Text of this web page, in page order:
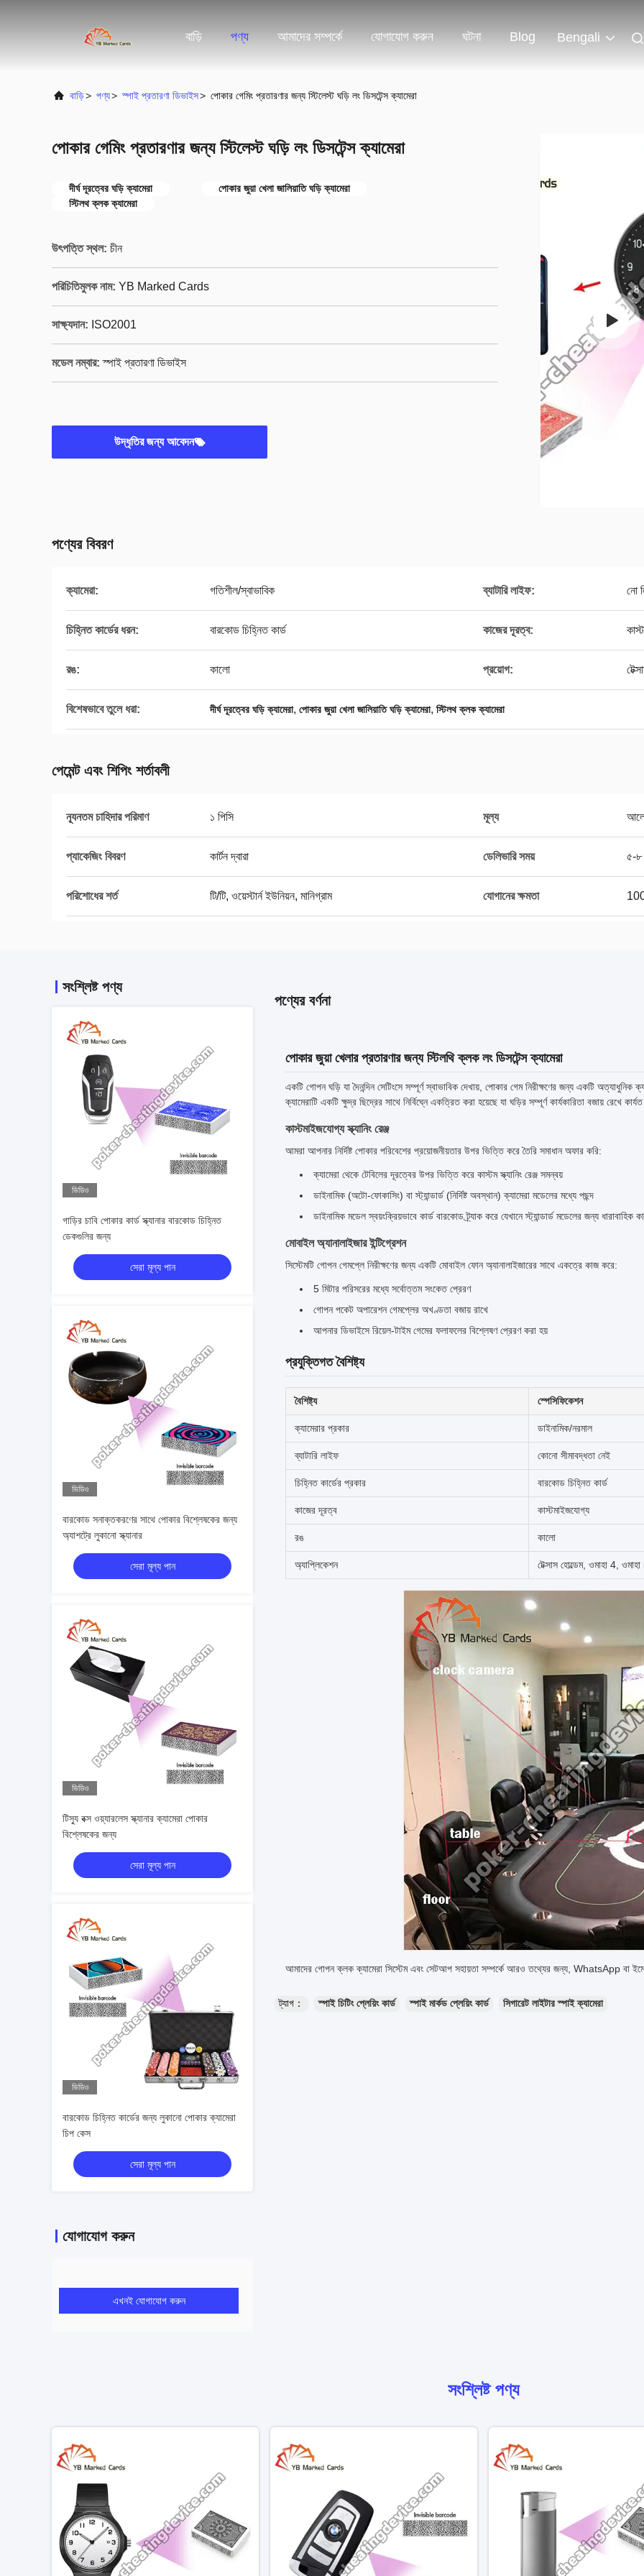
বাড়ি পণ্য আমাদের সম্পর্কে যোগাযোগ করুন ঘটনা Blog Bengali
বাড়ি> পণ্য> স্পাই প্রতারণা ডিভাইস> পোকার গেমিং প্রতারণার জন্য স্টিলেস্ট ঘড়ি লং ডিসটেন্স ক্যামেরা
পোকার গেমিং প্রতারণার জন্য স্টিলেস্ট ঘড়ি লং ডিসটেন্স ক্যামেরা
দীর্ঘ দূরত্বের ঘড়ি ক্যামেরা
পোকার জুয়া খেলা জালিয়াতি ঘড়ি ক্যামেরা
স্টিলথ ক্লক ক্যামেরা
উৎপত্তি স্থল: চীন
পরিচিতিমুলক নাম: YB Marked Cards
সাক্ষ্যদান: ISO2001
মডেল নম্বার: স্পাই প্রতারণা ডিভাইস
উদ্ধৃতির জন্য আবেদন
পণ্যের বিবরণ
ক্যামেরা: গতিশীল/স্বাভাবিক ব্যাটারি লাইফ: নো
চিহ্নিত কার্ডের ধরন: বারকোড চিহ্নিত কার্ড কাজের দূরত্ব:
রঙ: কালো প্রয়োগ:
বিশেষভাবে তুলে ধরা: দীর্ঘ দূরত্বের ঘড়ি ক্যামেরা, পোকার জুয়া খেলা জালিয়াতি ঘড়ি ক্যামেরা, স্টিলথ ক্লক ক্যামেরা
পেমেন্ট এবং শিপিং শর্তাবলী
ন্যূনতম চাহিদার পরিমাণ ১ পিসি মূল্য
প্যাকেজিং বিবরণ কার্টন দ্বারা ডেলিভারি সময় ৫-৮
পরিশোধের শর্ত টি/টি, ওয়েস্টার্ন ইউনিয়ন, মানিগ্রাম যোগানের ক্ষমতা
সংশ্লিষ্ট পণ্য
ভিডিও
গাড়ির চাবি পোকার কার্ড স্ক্যানার বারকোড চিহ্নিত
ডেকগুলির জন্য
সেরা মূল্য পান
ভিডিও
বারকোড সনাক্তকরণের সাথে পোকার বিশ্লেষকের জন্য
অ্যাশট্রে লুকানো স্ক্যানার
সেরা মূল্য পান
ভিডিও
টিস্যু বক্স ওয়্যারলেস স্ক্যানার ক্যামেরা পোকার
বিশ্লেষকের জন্য
সেরা মূল্য পান
ভিডিও
বারকোড চিহ্নিত কার্ডের জন্য লুকানো পোকার ক্যামেরা
চিপ কেস
সেরা মূল্য পান
যোগাযোগ করুন
এখনই যোগাযোগ করুন
পণ্যের বর্ণনা
পোকার জুয়া খেলার প্রতারণার জন্য স্টিলথি ক্লক লং ডিসটেন্স ক্যামেরা
একটি গোপন ঘড়ি যা দৈনন্দিন সেটিংসে সম্পূর্ণ স্বাভাবিক দেখায়, পোকার গেম নিরীক্ষণের জন্য একটি অত্যাধুনিক
ক্যামেরাটি একটি ক্ষুদ্র ছিদ্রের সাথে নির্বিঘ্নে একত্রিত করা হয়েছে যা ঘড়ির সম্পূর্ণ কার্যকারিতা বজায় রেখে
কাস্টমাইজযোগ্য স্ক্যানিং রেঞ্জ
আমরা আপনার নির্দিষ্ট পোকার পরিবেশের প্রয়োজনীয়তার উপর ভিত্তি করে তৈরি সমাধান অফার করি:
ক্যামেরা থেকে টেবিলের দূরত্বের উপর ভিত্তি করে কাস্টম স্ক্যানিং রেঞ্জ সমন্বয়
ডাইনামিক (অটো-ফোকাসিং) বা স্ট্যান্ডার্ড (নির্দিষ্ট অবস্থান) ক্যামেরা মডেলের মধ্যে পছন্দ
ডাইনামিক মডেল স্বয়ংক্রিয়ভাবে কার্ড বারকোড ট্র্যাক করে যেখানে স্ট্যান্ডার্ড মডেলের জন্য ধারাবাহিক
মোবাইল অ্যানালাইজার ইন্টিগ্রেশন
সিস্টেমটি গোপন গেমপ্লে নিরীক্ষণের জন্য একটি মোবাইল ফোন অ্যানালাইজারের সাথে একত্রে কাজ করে:
5 মিটার পরিসরের মধ্যে সর্বোত্তম সংকেত প্রেরণ
গোপন পকেট অপারেশন গেমপ্লের অখণ্ডতা বজায় রাখে
আপনার ডিভাইসে রিয়েল-টাইম গেমের ফলাফলের বিশ্লেষণ প্রেরণ করা হয়
প্রযুক্তিগত বৈশিষ্ট্য
বৈশিষ্ট্য স্পেসিফিকেশন
ক্যামেরার প্রকার ডাইনামিক/নরমাল
ব্যাটারি লাইফ কোনো সীমাবদ্ধতা নেই
চিহ্নিত কার্ডের প্রকার বারকোড চিহ্নিত কার্ড
কাজের দূরত্ব কাস্টমাইজযোগ্য
রঙ কালো
অ্যাপ্লিকেশন টেক্সাস হোল্ডেম, ওমাহা 4,
আমাদের গোপন ক্লক ক্যামেরা সিস্টেম এবং সেটআপ সহায়তা সম্পর্কে আরও তথ্যের জন্য, WhatsApp বা
ট্যাগ： স্পাই চিটিং প্লেয়িং কার্ড স্পাই মার্কড প্লেয়িং কার্ড সিগারেট লাইটার স্পাই ক্যামেরা
সংশ্লিষ্ট পণ্য